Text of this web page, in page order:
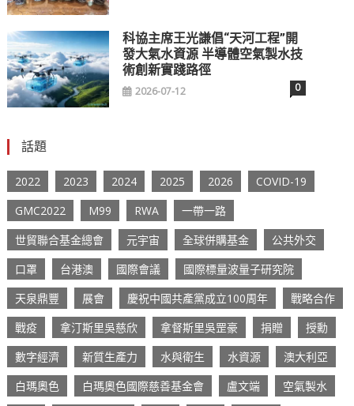
科協主席王光謙倡“天河工程”開
發大氣水資源 半導體空氣製水技
術創新實踐路徑
2026-07-12 0
話題
2022 2023 2024 2025 2026
COVID-19
GMC2022
M99 RWA
一帶一路
世貿聯合基金總會
元宇宙 全球併購基金
公共外交
口罩
台港澳 國際會議
國際標量波量子研究院
天泉鼎豐
展會 慶祝中國共產黨成立100周年
戰略合作
戰疫
拿汀斯里吳慈欣 拿督斯里吳罡豪 捐贈
授勳
數字經濟
新質生產力 水與衛生 水資源
澳大利亞
白瑪奧色
白瑪奧色國際慈善基金會 盧文端
空氣製水